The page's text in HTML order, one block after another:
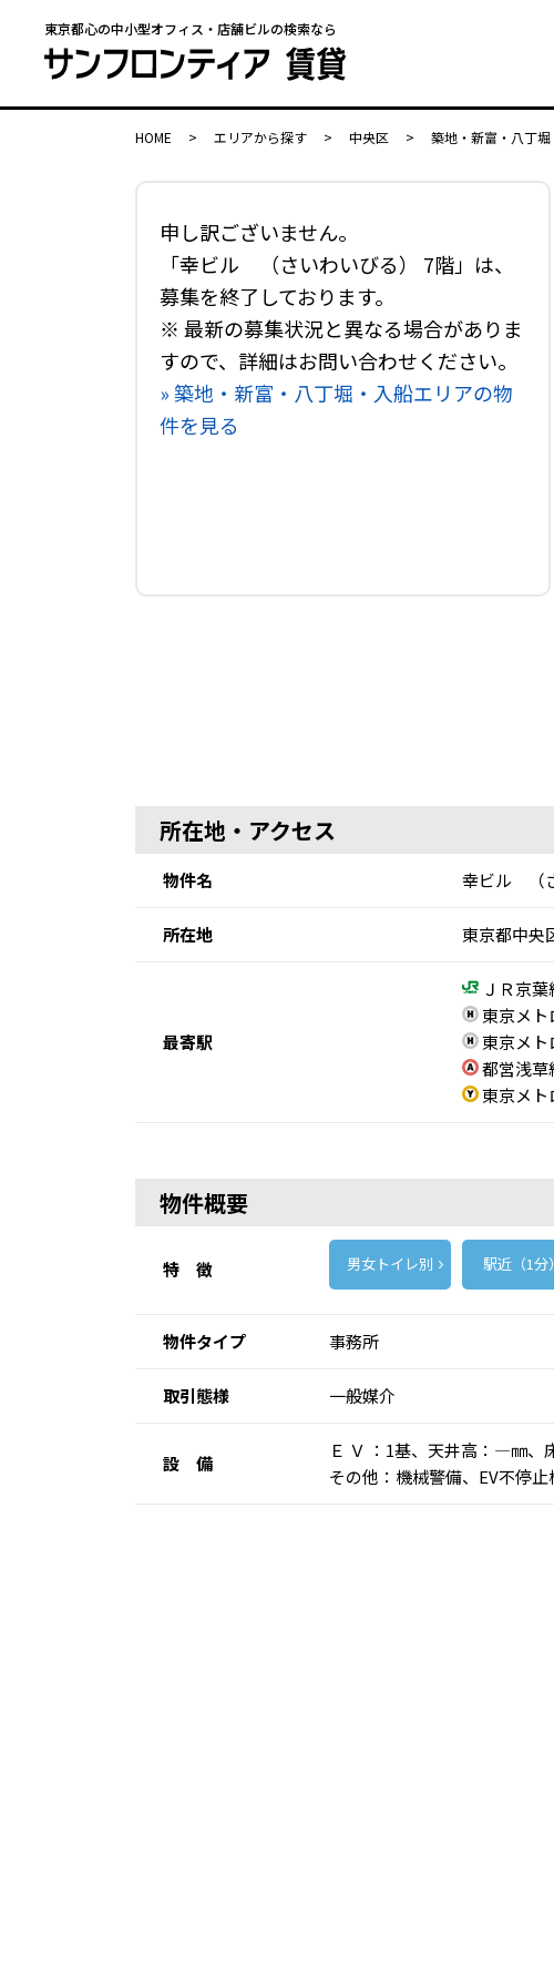
東京都心の中小型オフィス・店舗ビルの検索なら
HOME > エリアから探す > 中央区 > 築地・新富・八丁
申し訳ございません。
「幸ビル （さいわいびる） 7階」は、
募集を終了しております。
※ 最新の募集状況と異なる場合がありま
すので、詳細はお問い合わせください。
» 築地・新富・八丁堀・入船エリアの物
件を見る
所在地・アクセス
物件名 幸ビル （
所在地 東京都中央
最寄駅
ＪＲ京
東京メ
東京メ
都営浅
東京メ
物件概要
特 徴 男女トイレ別 駅近（1分）
物件タイプ 事務所
取引態様 一般媒介
設 備
Ｅ Ｖ ：1基、天井高：―㎜
その他：機械警備、EV不停止